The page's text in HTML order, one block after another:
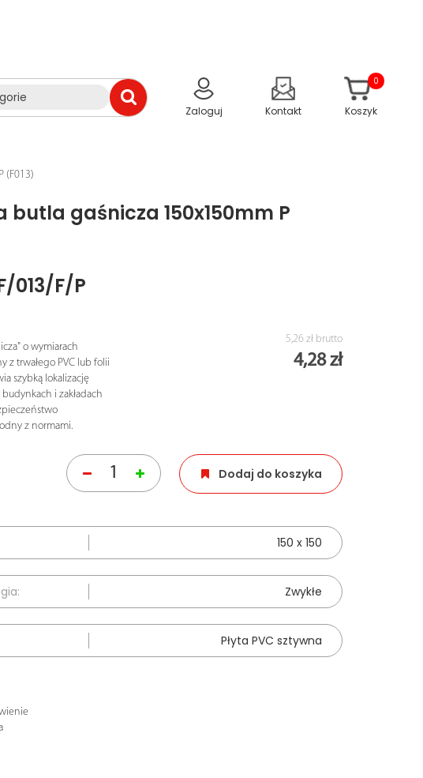
Zaloguj Kontakt Koszyk
0
(F013)
butla gaśnicza 150x150mm P
013/F/P
o wymiarach
z trwałego PVC lub folii
szybką lokalizację
i zakładach
z normami.
5,26 zł brutto
4,28 zł
Dodaj do koszyka
150 x 150
Zwykłe
Płyta PVC sztywna